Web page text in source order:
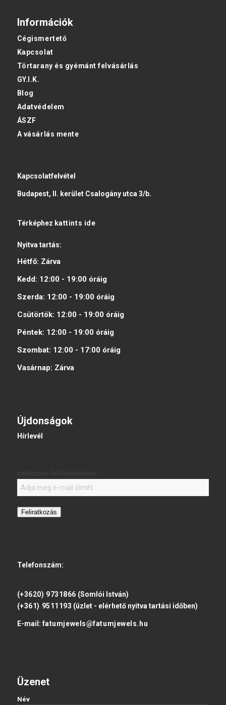
Információk
Cégismertető
Kapcsolat
Törtarany és gyémánt felvásárlás
GY.I.K.
Blog
Adatvédelem
ÁSZF
A vásárlás mente
Kapcsolatfelvétel
Budapest, II. kerület Csalogány utca 3/b.
Térképhez kattints ide
Nyitva tartás:
Hétfő: Zárva
Kedd: 12:00 - 19:00 óráig
Szerda: 12:00 - 19:00 óráig
Csütörtök: 12:00 - 19:00 óráig
Péntek: 12:00 - 19:00 óráig
Szombat: 12:00 - 17:00 óráig
Vasárnap: Zárva
Újdonságok
Hírlevél
Feliratkozás
Telefonszám:
(+3620) 9731866 (Somlói István)
(+361) 9511193 (üzlet - elérhető nyitva tartási időben)
E-mail: fatumjewels@fatumjewels.hu
Üzenet
Név